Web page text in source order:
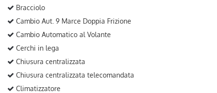
Bracciolo
Cambio Aut. 9 Marce Doppia Frizione
Cambio Automatico al Volante
Cerchi in lega
Chiusura centralizzata
Chiusura centralizzata telecomandata
Climatizzatore